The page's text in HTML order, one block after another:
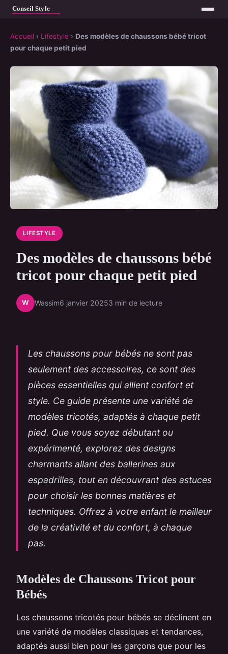
Accueil › Lifestyle › Des modèles de chaussons bébé tricot
pour chaque petit pied
LIFESTYLE
Des modèles de chaussons bébé
tricot pour chaque petit pied
W Wassim6 janvier 20253 min de lecture
Les chaussons pour bébés ne sont pas
seulement des accessoires, ce sont des
pièces essentielles qui allient confort et
style. Ce guide présente une variété de
modèles tricotés, adaptés à chaque petit
pied. Que vous soyez débutant ou
expérimenté, explorez des designs
charmants allant des ballerines aux
espadrilles, tout en découvrant des astuces
pour choisir les bonnes matières et
techniques. Offrez à votre enfant le meilleur
de la créativité et du confort, à chaque
pas.
Modèles de Chaussons Tricot pour
Bébés
Les chaussons tricotés pour bébés se déclinent en
une variété de modèles classiques et tendances,
adaptés aussi bien pour les garçons que pour les